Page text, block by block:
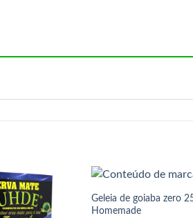
Geleia de goiaba zero
Homemade